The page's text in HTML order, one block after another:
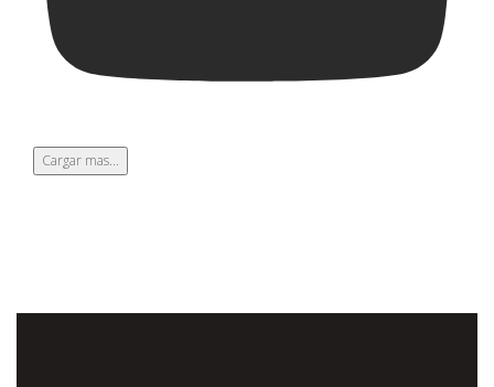
Cargar mas...